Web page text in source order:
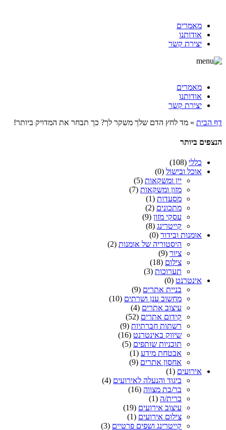
מאמרים
אודותנו
יצירת קשר
מאמרים
אודותנו
יצירת קשר
דף הבית » מד לחץ הדם שלך משקר לך? כך תבחר את המדויק ביותר!
הנצפים ביותר
כללי (108)
אוכל ובישול (0)
יין ומשקאות (5)
מזון ומשקאות (7)
מסעדות (1)
מתכונים (2)
עסקי מזון (9)
קייטרינג (8)
אומנות ובידור (0)
היסטוריה של אומנות (2)
ציור (9)
צילום (18)
תערוכות (3)
אינטרנט (0)
בניית אתרים (9)
מחשוב ענן ושרתים (10)
עיצוב אתרים (4)
קידום אתרים (52)
רשתות חברתיות (9)
שיווק באינטרנט (16)
תוכניות שותפים (5)
אבטחת מידע (1)
אחסון אתרים (9)
אירועים (1)
ביגוד והנעלה לאירועים (4)
בר/בת מצווה (16)
ברית/ה (1)
עיצוב אירועים (19)
צילום אירועים (1)
קייטרינג ושפים פרטיים (3)